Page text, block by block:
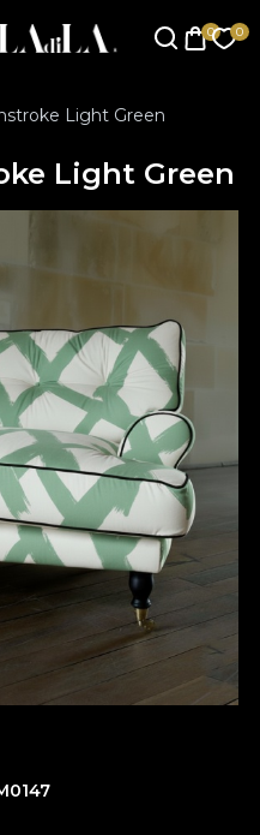
Light Green
Light Green